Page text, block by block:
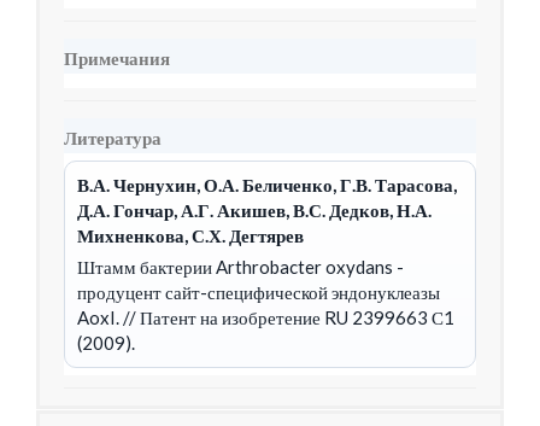
Примечания
Литература
В.А. Чернухин, О.А. Беличенко, Г.В. Тарасова,
Д.А. Гончар, А.Г. Акишев, В.С. Дедков, Н.А.
Михненкова, С.Х. Дегтярев
Штамм бактерии Arthrobacter oxydans -
продуцент сайт-специфической эндонуклеазы
AoxI. // Патент на изобретение RU 2399663 С1
(2009).